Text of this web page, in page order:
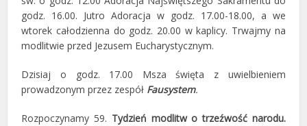
godz. 16.00. Jutro Adoracja w godz. 17.00-18.00, a we
wtorek całodzienna do godz. 20.00 w kaplicy. Trwajmy na
modlitwie przed Jezusem Eucharystycznym.
Dzisiaj o godz. 17.00 Msza święta z uwielbieniem
prowadzonym przez zespół Fausystem.
Rozpoczynamy 59. Tydzień modlitw o trzeźwość narodu.